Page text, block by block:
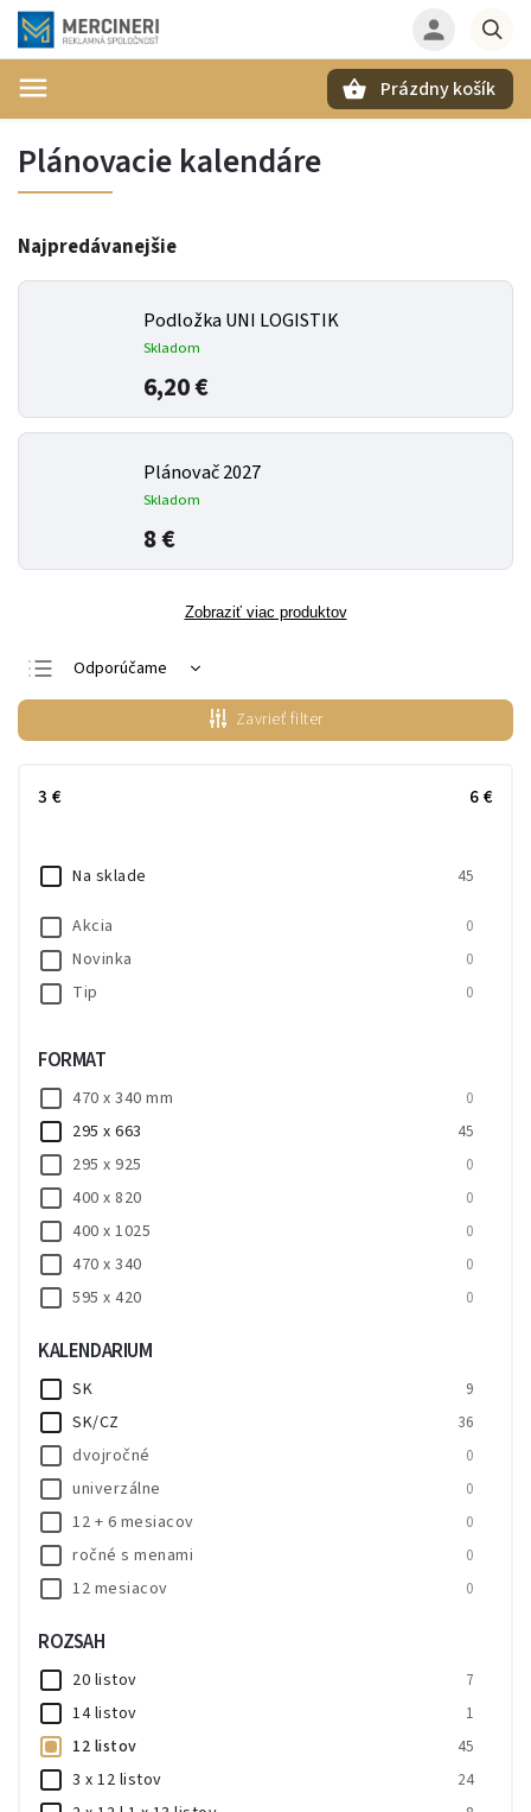
Prázdny košík
Plánovacie kalendáre
Najpredávanejšie
Podložka UNI LOGISTIK
Skladom
6,20 €
Plánovač 2027
Skladom
8 €
Zobraziť viac produktov
Odporúčame
Najlacnejšie
Najdrahšie
Zavrieť filter
3 € 6€
Na sklade 45
Akcia 0
Novinka 0
Tip 0
FORMAT
470 x 340 mm 0
295 x 663 45
295 x 925 0
400 x 820 0
400 x 1025 0
470 x 340 0
595 x 420 0
860 x 600
KALENDARIUM
SK 9
SK/CZ 36
dvojročné 0
univerzálne 0
12 + 6 mesiacov 0
ročné s menami 0
12 mesiacov 0
ROZSAH
20 listov 7
14 listov 1
12 listov 45
3 x 12 listov 24